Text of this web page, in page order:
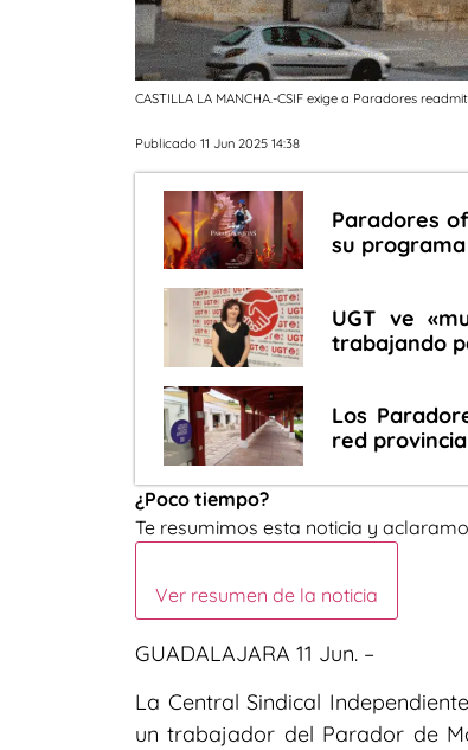
CASTILLA LA MANCHA.-CSIF exige a Paradores
Publicado 11 Jun 2025 14:38
Paradores
su
UGT ve
trabajando
Los
red
¿Poco tiempo?
Te resumimos esta noticia y
Ver resumen de la noticia
GUADALAJARA 11 Jun. –
La Central Sindical
un trabajador del Parador de